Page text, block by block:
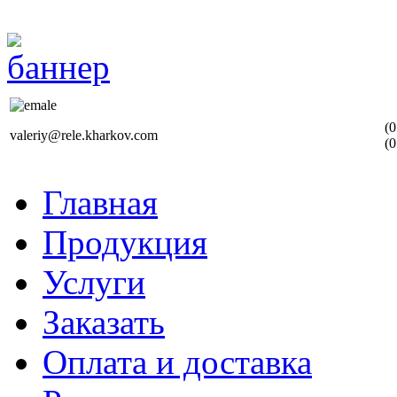
valeriy@rele.kharkov.com
Главная
Продукция
Услуги
Заказать
Оплата и доставка